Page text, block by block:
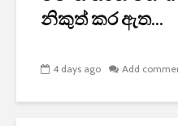
නිකුත් කර ඇත...
4 days ago Add